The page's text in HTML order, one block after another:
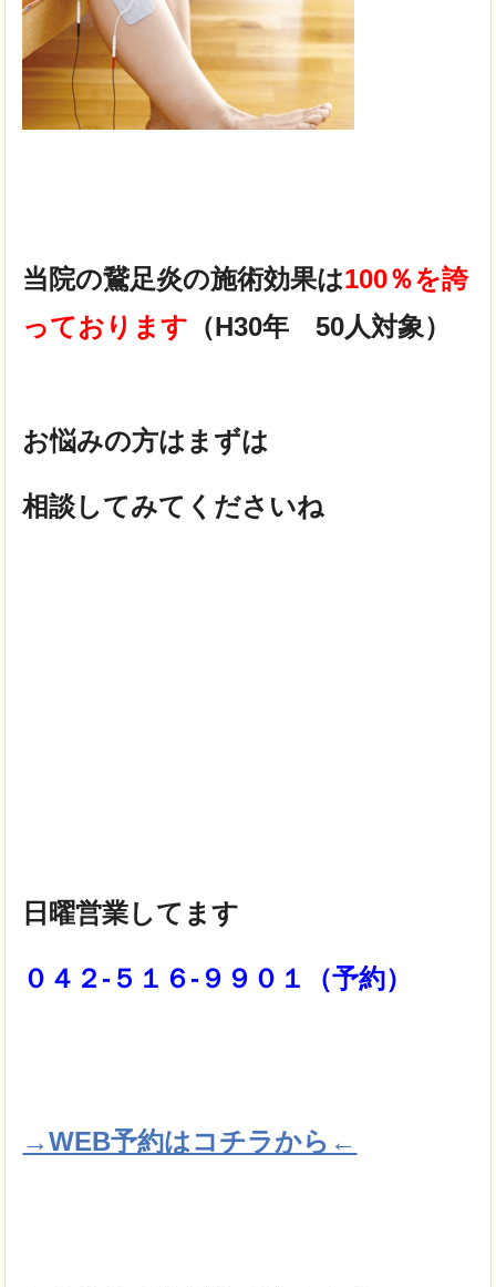
当院の鵞足炎の施術効果は100％を誇
っております （H30年 50人対象）
お悩みの方はまずは
相談してみてくださいね
日曜営業してます
０４２-５１６-９９０１（予約）
→WEB予約はコチラから←